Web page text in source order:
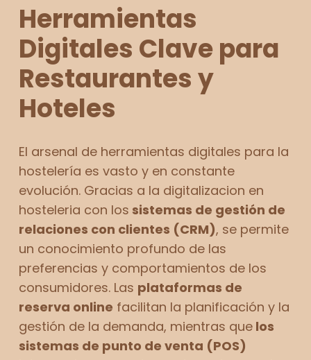
Herramientas
Digitales Clave para
Restaurantes y
Hoteles
El arsenal de herramientas digitales para la
hostelería es vasto y en constante
evolución. Gracias a la digitalizacion en
hosteleria con los sistemas de gestión de
relaciones con clientes (CRM), se permite
un conocimiento profundo de las
preferencias y comportamientos de los
consumidores. Las plataformas de
reserva online facilitan la planificación y la
gestión de la demanda, mientras que los
sistemas de punto de venta (POS)